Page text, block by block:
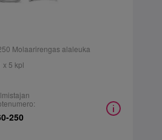
Molaarirengas alaleuka
x 5 kpl
250